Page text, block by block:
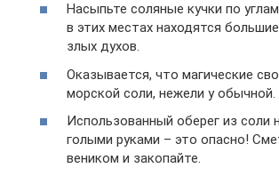
Насыпьте соляные кучки по
в этих местах находятся
злых духов.
Оказывается, что магические
морской соли, нежели у обычной.
Использованный оберег из соли
голыми руками – это опасно!
веником и закопайте.